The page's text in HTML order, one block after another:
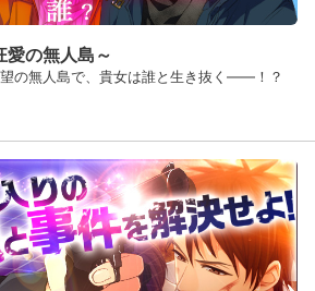
の無人島～
の無人島で、貴女は誰と生き抜く――！？